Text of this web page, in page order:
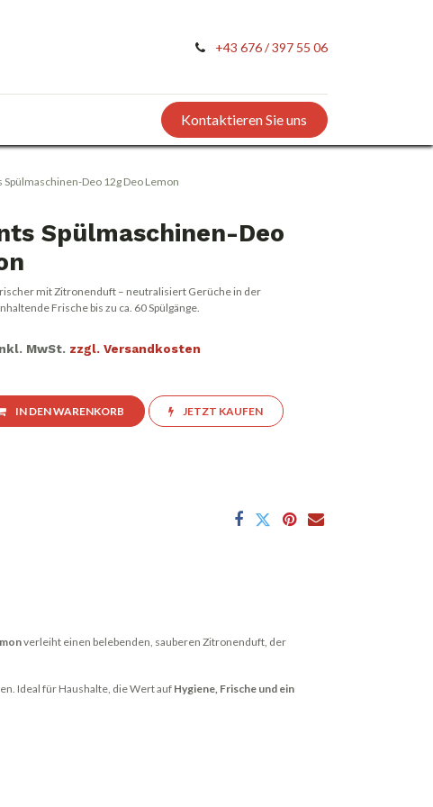
+43 676 / 397 55 06
Kontaktieren Sie uns
Spülmaschinen-Deo 12g Deo Lemon
Spülmaschinen-Deo
mit Zitronenduft – neutralisiert Gerüche in der
Frische bis zu ca. 60 Spülgänge.
MwSt. zzgl. Versandkosten
IN DEN WARENKORB JETZT KAUFEN
verleiht einen belebenden, sauberen Zitronenduft, der
Ideal für Haushalte, die Wert auf Hygiene, Frische und ein